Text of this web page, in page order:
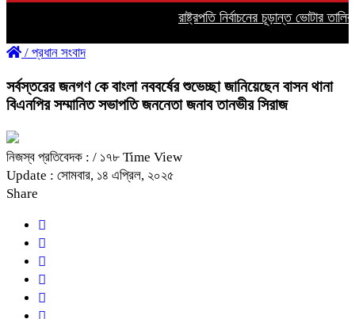
রাষ্ট্রপতি নির্বাচনের চূড়ান্ত ভোটার
/ প্রধান সংবাদ
সর্বস্তরের জনগণ কে বাংলা নববর্ষের শুভেচ্ছা জানিয়েছেন বাসন থানা
বিএনপির সম্মানিত সভাপতি জননেতা জনাব তানভীর সিরাজ
নিজস্ব প্রতিবেদক : / ১৭৮ Time View
Update : সোমবার, ১৪ এপ্রিল, ২০২৫
Share